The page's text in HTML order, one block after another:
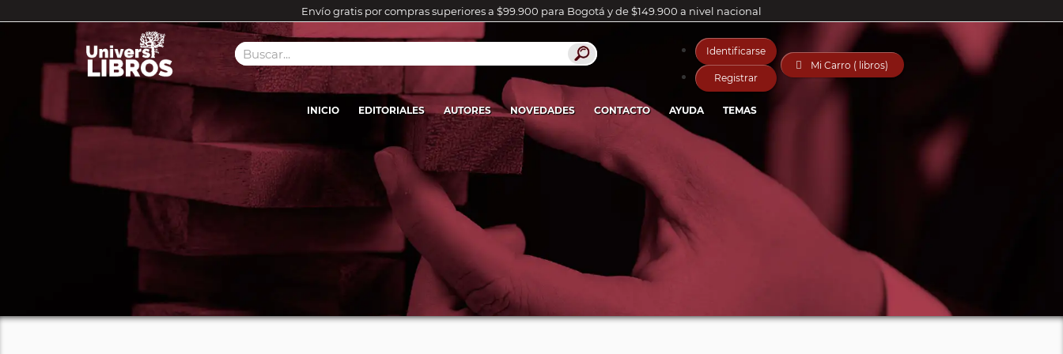
Envío gratis por compras superiores a $99.900 para Bogotá y de $149.900 a nivel nacional
Identificarse
Registrar
 Mi Carro ( libros)
INICIO EDITORIALES AUTORES NOVEDADES CONTACTO AYUDA TEMAS